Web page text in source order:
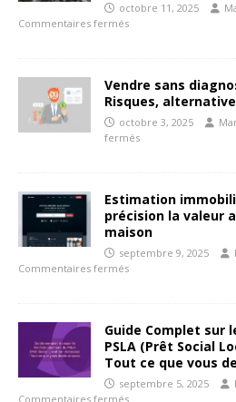
octobre 11, 2025
Commentaires fermés
Vendre sans
Risques,
octobre 3, 2025
fermés
Estimation
précision la valeur
maison
septembre 9, 2025
Commentaires fermés
Guide Complet sur
PSLA (Prêt Social
Tout ce que vous
septembre 5, 2025
Commentaires fermés